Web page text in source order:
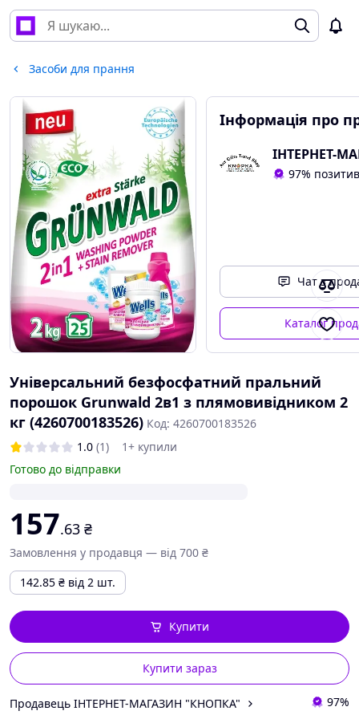
Засоби для прання
Інформація про
97%
Чат з
Каталог
Універсальний безфосфатний пральний
порошок Grunwald 2в1 з плямовивідником 2
кг (4260700183526) Код: 4260700183526
1.0 (1)
1+ купили
Готово до відправки
157.63 ₴
Замовлення у продавця — від 700 ₴
142.85 ₴ від 2 шт.
Купити зараз
Купити
Продавець ІНТЕРНЕТ-МАГАЗИН "КНОПКА" 97%